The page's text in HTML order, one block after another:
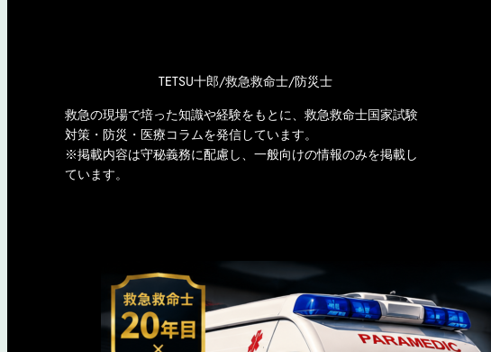
TETSU十郎/救急救命士/防災士
救急の現場で培った知識や経験をもとに、救急救命士国家試験
対策・防災・医療コラムを発信しています。
※掲載内容は守秘義務に配慮し、一般向けの情報のみを掲載し
ています。